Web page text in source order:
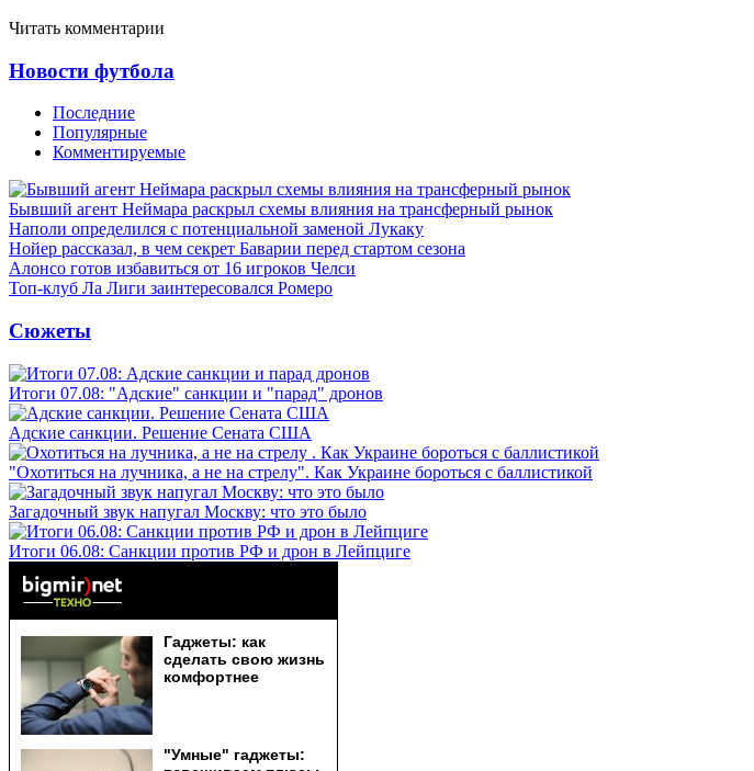
Читать комментарии
Новости футбола
Последние
Популярные
Комментируемые
Бывший агент Неймара раскрыл схемы влияния на трансферный рынок
Наполи определился с потенциальной заменой Лукаку
Нойер рассказал, в чем секрет Баварии перед стартом сезона
Алонсо готов избавиться от 16 игроков Челси
Топ-клуб Ла Лиги заинтересовался Ромеро
Сюжеты
Итоги 07.08: "Адские" санкции и "парад" дронов
Адские санкции. Решение Сената США
"Охотиться на лучника, а не на стрелу". Как Украине бороться с баллистикой
Загадочный звук напугал Москву: что это было
Итоги 06.08: Санкции против РФ и дрон в Лейпциге